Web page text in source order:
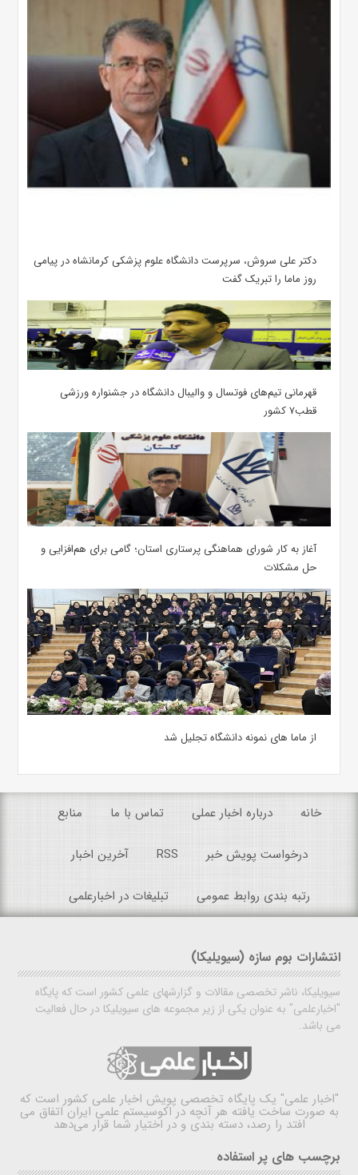
دکتر علی سروش، سرپرست دانشگاه علوم پزشکی کرمانشاه در پیامی
روز ماما را تبریک گفت
قهرمانی تیم‌های فوتسال و والیبال دانشگاه در جشنواره ورزشی
قطب۷ کشور
آغاز به کار شورای هماهنگی پرستاری استان؛ گامی برای هم‌افزایی و
حل مشکلات
از ماما های نمونه دانشگاه تجلیل شد
خانه درباره اخبار عملی تماس با ما منابع
درخواست پویش خبر RSS آخرین اخبار
رتبه بندی روابط عمومی تبلیغات در اخبارعلمی
انتشارات بوم سازه (سیویلیکا)
سیویلیکا، ناشر تخصصی مقالات و گزارشهای علمی کشور است که پایگاه
"اخبارعلمی" به عنوان یکی از زیر مجموعه های سیویلیکا در حال فعالیت
می باشد.
"اخبار علمی" یک پایگاه تخصصی پویش اخبار علمی کشور است که
به صورت ساخت یافته هر آنچه در اکوسیستم علمی ایران اتفاق می
افتد را رصد، دسته بندی و در اختیار شما قرار می‌دهد
برچسب های پر استفاده